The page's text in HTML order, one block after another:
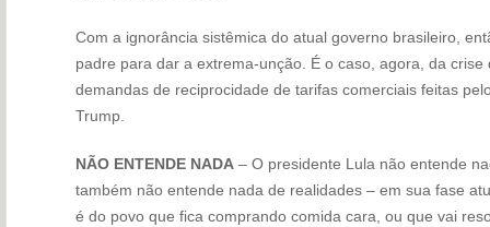
Com a ignorância sistêmica do atual governo brasileiro,
padre para dar a extrema-unção. É o caso, agora, da
demandas de reciprocidade de tarifas comerciais feitas
Trump.
NÃO ENTENDE NADA– O presidente Lula não entende
também não entende nada de realidades – em sua fase
é do povo que fica comprando comida cara, ou que vai